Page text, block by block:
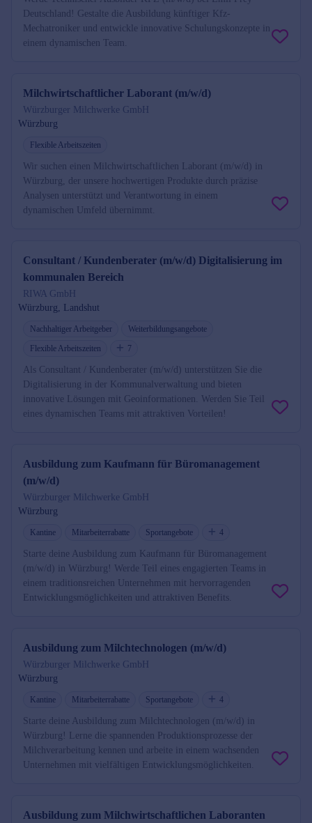
Deutschland! Gestalte die Ausbildung künftiger Kfz-
Mechatroniker und entwickle innovative Schulungskonzepte in
einem dynamischen Team.
Milchwirtschaftlicher Laborant (m/w/d)
Würzburger Milchwerke GmbH
Würzburg
Flexible Arbeitszeiten
Wir suchen einen Milchwirtschaftlichen Laborant (m/w/d) in
Würzburg, der unsere hochwertigen Produkte durch präzise
Analysen unterstützt und Verantwortung in einem
dynamischen Umfeld übernimmt.
Consultant / Kundenberater (m/w/d) Digitalisierung im
kommunalen Bereich
RIWA GmbH
Würzburg, Landshut
Nachhaltiger Arbeitgeber
Weiterbildungsangebote
Flexible Arbeitszeiten
7
Als Consultant / Kundenberater (m/w/d) unterstützen Sie die
Digitalisierung in der Kommunalverwaltung und bieten
innovative Lösungen mit Geoinformationen. Werden Sie Teil
eines dynamischen Teams mit attraktiven Vorteilen!
Ausbildung zum Kaufmann für Büromanagement
(m/w/d)
Würzburger Milchwerke GmbH
Würzburg
Kantine Mitarbeiterrabatte Sportangebote 4
Starte deine Ausbildung zum Kaufmann für Büromanagement
(m/w/d) in Würzburg! Werde Teil eines engagierten Teams in
einem traditionsreichen Unternehmen mit hervorragenden
Entwicklungsmöglichkeiten und attraktiven Benefits.
Ausbildung zum Milchtechnologen (m/w/d)
Würzburger Milchwerke GmbH
Würzburg
Kantine Mitarbeiterrabatte Sportangebote 4
Starte deine Ausbildung zum Milchtechnologen (m/w/d) in
Würzburg! Lerne die spannenden Produktionsprozesse der
Milchverarbeitung kennen und arbeite in einem wachsenden
Unternehmen mit vielfältigen Entwicklungsmöglichkeiten.
Ausbildung zum Milchwirtschaftlichen Laboranten